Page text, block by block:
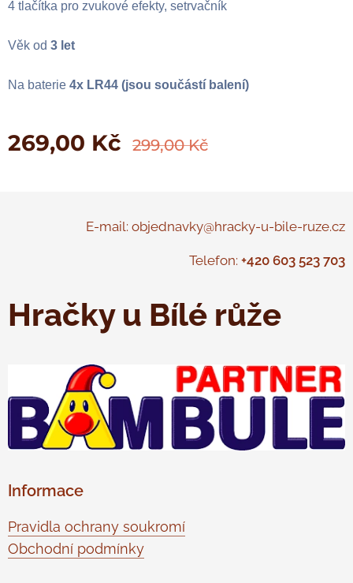
4 tlačítka pro zvukové efekty, setrvačník
Věk od 3 let
Na baterie 4x LR44 (jsou součástí balení)
269,00 Kč 299,00Kč
E-mail: objednavky@hracky-u-bile-ruze.cz
Telefon: +420 603 523 703
Hračky u Bílé růže
Informace
Pravidla ochrany soukromí
Obchodní podmínky